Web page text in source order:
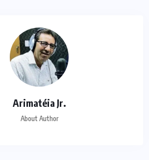
Arimatéia Jr.
About Author